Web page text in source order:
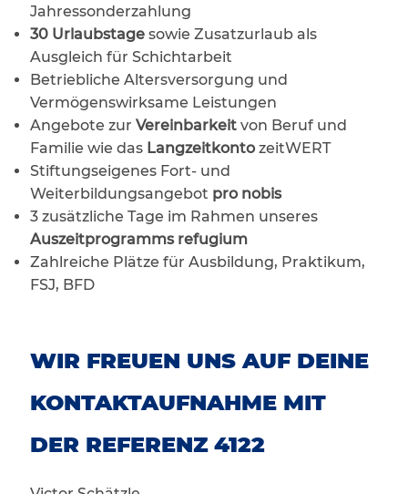
Jahressonderzahlung
30 Urlaubstage sowie Zusatzurlaub als
Ausgleich für Schichtarbeit
Betriebliche Altersversorgung und
Vermögenswirksame Leistungen
Angebote zur Vereinbarkeitvon Beruf und
Familie wie das LangzeitkontozeitWERT
Stiftungseigenes Fort- und
Weiterbildungsangebot pro nobis
3 zusätzliche Tage im Rahmen unseres
Auszeitprogramms refugium
Zahlreiche Plätze für Ausbildung, Praktikum,
FSJ, BFD
WIR FREUEN UNS AUF DEINE
KONTAKTAUFNAHME MIT
DER REFERENZ 4122